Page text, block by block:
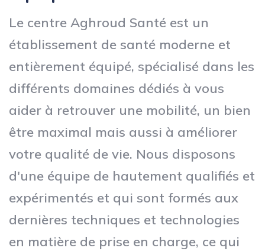
Le centre Aghroud Santé est un
établissement de santé moderne et
entièrement équipé, spécialisé dans les
différents domaines dédiés à vous
aider à retrouver une mobilité, un bien
être maximal mais aussi à améliorer
votre qualité de vie. Nous disposons
d'une équipe de hautement qualifiés et
expérimentés et qui sont formés aux
dernières techniques et technologies
en matière de prise en charge, ce qui